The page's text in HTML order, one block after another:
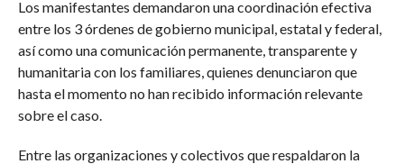
Los manifestantes demandaron una coordinación efectiva
entre los 3 órdenes de gobierno municipal, estatal y federal,
así como una comunicación permanente, transparente y
humanitaria con los familiares, quienes denunciaron que
hasta el momento no han recibido información relevante
sobre el caso.
Entre las organizaciones y colectivos que respaldaron la